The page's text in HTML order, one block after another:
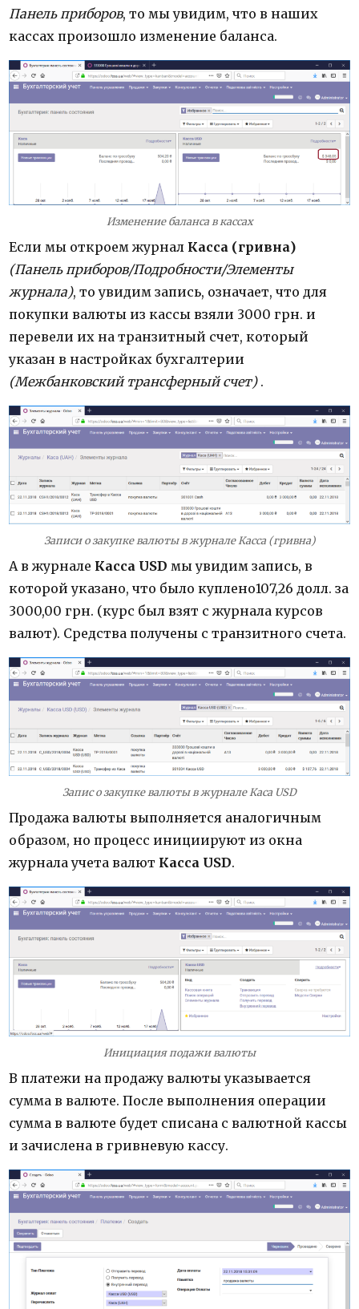
Панель приборов, то мы увидим, что в наших
кассах произошло изменение баланса.
Изменение баланса в кассах
Если мы откроем журнал Касса (гривна)
(Панель приборов/Подробности/Элементы
журнала), то увидим запись, означает, что для
покупки валюты из кассы взяли 3000 грн. и
перевели их на транзитный счет, который
указан в настройках бухгалтерии
(Межбанковский трансферный счет).
Записи о закупке валюты в журнале Касса (гривна)
А в журнале Касса USD мы увидим запись, в
которой указано, что было куплено107,26 долл. за
3000,00 грн. (курс был взят с журнала курсов
валют). Средства получены с транзитного счета.
Запис о закупке валюты в журнале Каса USD
Продажа валюты выполняется аналогичным
образом, но процесс инициируют из окна
журнала учета валют Касса USD.
Инициация подажи валюты
В платежи на продажу валюты указывается
сумма в валюте. После выполнения операции
сумма в валюте будет списана с валютной кассы
и зачислена в гривневую кассу.